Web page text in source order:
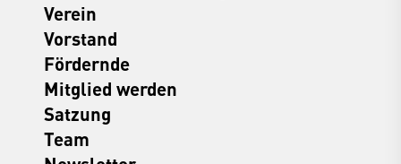
Verein
Vorstand
Fördernde
Mitglied werden
Satzung
Team